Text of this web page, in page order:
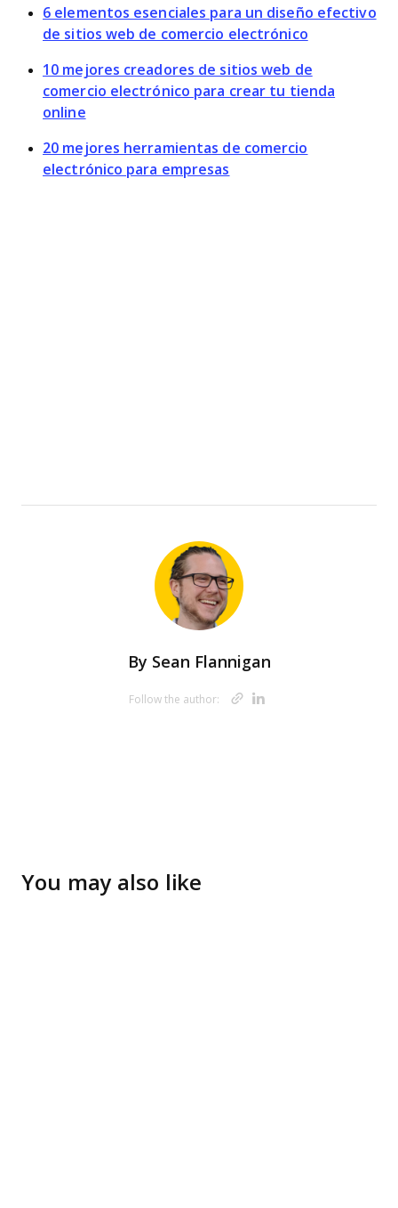
6 elementos esenciales para un diseño efectivo
de sitios web de comercio electrónico
10 mejores creadores de sitios web de
comercio electrónico para crear tu tienda
online
20 mejores herramientas de comercio
electrónico para empresas
By Sean Flannigan
Follow the author: Opens new
You may also like